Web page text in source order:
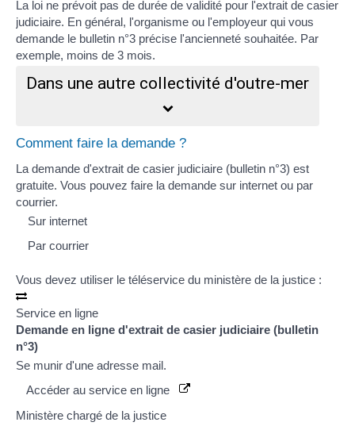
La loi ne prévoit pas de durée de validité pour l'extrait de casier
judiciaire. En général, l'organisme ou l'employeur qui vous
demande le bulletin n°3 précise l'ancienneté souhaitée. Par
exemple, moins de 3 mois.
Dans une autre collectivité d'outre-mer
Comment faire la demande ?
La demande d'extrait de casier judiciaire (bulletin n°3) est
gratuite. Vous pouvez faire la demande sur internet ou par
courrier.
Sur internet
Par courrier
Vous devez utiliser le téléservice du ministère de la justice :
Service en ligne
Demande en ligne d'extrait de casier judiciaire (bulletin
n°3)
Se munir d'une adresse mail.
Accéder au service en ligne
Ministère chargé de la justice